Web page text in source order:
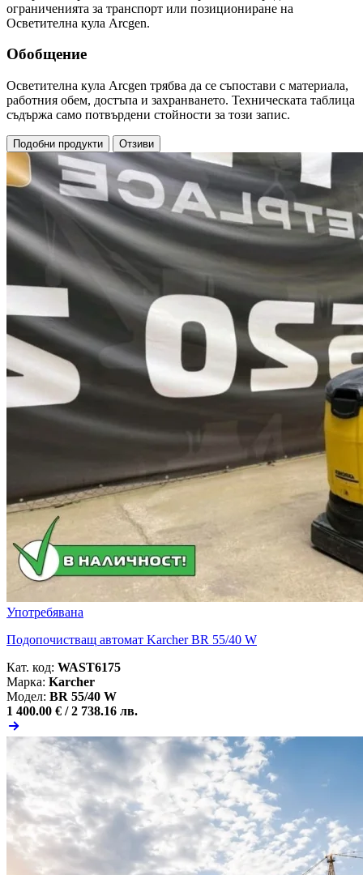
ограниченията за транспорт или позициониране на
Осветителна кула Arcgen.
Обобщение
Осветителна кула Arcgen трябва да се съпостави с материала,
работния обем, достъпа и захранването. Техническата таблица
съдържа само потвърдени стойности за този запис.
Подобни продукти Отзиви
Употребявана
Подопочистващ автомат Karcher BR 55/40 W
Кат. код: WAST6175
Марка: Karcher
Модел: BR 55/40 W
1 400.00 € / 2 738.16 лв.